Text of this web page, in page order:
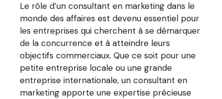
Le rôle d’un consultant en marketing dans le
monde des affaires est devenu essentiel pour
les entreprises qui cherchent à se démarquer
de la concurrence et à atteindre leurs
objectifs commerciaux. Que ce soit pour une
petite entreprise locale ou une grande
entreprise internationale, un consultant en
marketing apporte une expertise précieuse